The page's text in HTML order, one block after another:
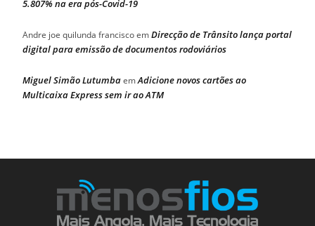
5.807% na era pós-Covid-19
Andre joe quilunda franciscoemDirecção de Trânsito lança portal
digital para emissão de documentos rodoviários
Miguel Simão LutumbaemAdicione novos cartões ao
Multicaixa Express sem ir ao ATM